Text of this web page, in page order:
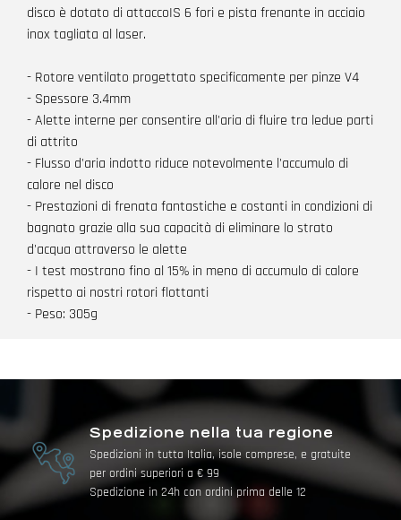
disco è dotato di attaccoIS 6 fori e pista frenante in acciaio
inox tagliata al laser.
- Rotore ventilato progettato specificamente per pinze V4
- Spessore 3.4mm
- Alette interne per consentire all'aria di fluire tra ledue parti
di attrito
- Flusso d'aria indotto riduce notevolmente l'accumulo di
calore nel disco
- Prestazioni di frenata fantastiche e costanti in condizioni di
bagnato grazie alla sua capacità di eliminare lo strato
d'acqua attraverso le alette
- I test mostrano fino al 15% in meno di accumulo di calore
rispetto ai nostri rotori flottanti
- Peso: 305g
Spedizione nella tua regione
Spedizioni in tutta Italia, isole comprese, e gratuite
per ordini superiori a € 99
Spedizione in 24h con ordini prima delle 12